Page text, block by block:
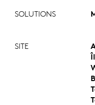
SOLUTIONS
SITE